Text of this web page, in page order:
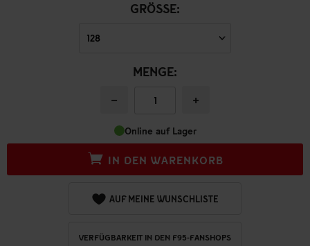
GRÖSSE:
MENGE:
− +
Online auf Lager
IN DEN WARENKORB
AUF MEINE WUNSCHLISTE
VERFÜGBARKEIT IN DEN F95-FANSHOPS